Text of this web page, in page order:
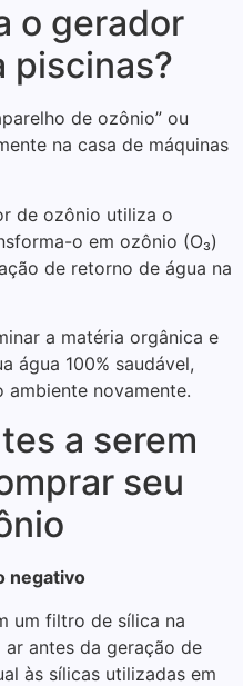
o gerador
piscinas?
de ozônio” ou
na casa de máquinas
de ozônio utiliza o
o em ozônio (O₃)
de retorno de água na
a matéria orgânica e
água 100% saudável,
novamente.
a serem
seu
negativo
um filtro de sílica na
antes da geração de
às sílicas utilizadas em